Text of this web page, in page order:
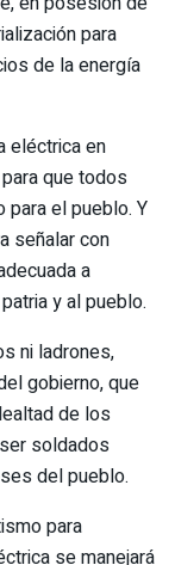
para
de la energía
eléctrica en
que todos
el pueblo. Y
señalar con
a
y al pueblo.
ni ladrones,
gobierno, que
de los
soldados
del pueblo.
para
se manejará